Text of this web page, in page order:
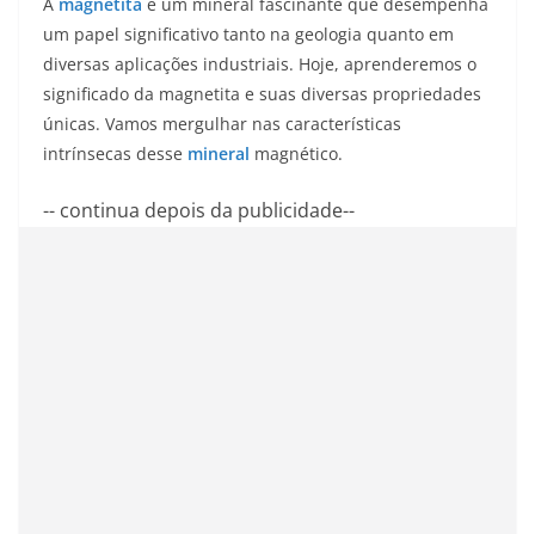
um papel significativo tanto na geologia quanto em
diversas aplicações industriais. Hoje, aprenderemos o
significado da magnetita e suas diversas propriedades
únicas. Vamos mergulhar nas características
intrínsecas desse mineral magnético.
-- continua depois da publicidade--